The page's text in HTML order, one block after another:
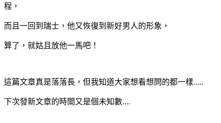
程，
而且一回到瑞士，他又恢復到新好男人的形象，
算了，就姑且放他一馬吧！
這篇文章真是落落長，但我知道大家想看想問的都一樣.....
下次發新文章的時間又是個未知數....